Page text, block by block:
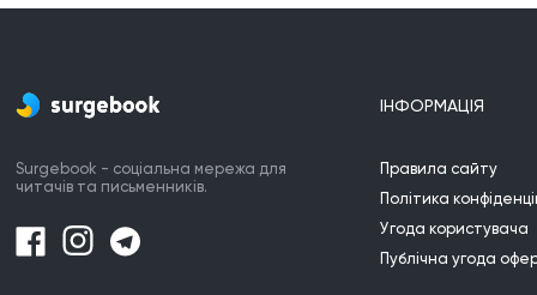
Surgebook - соціальна мережа для
читачів та письменників.
ІНФОРМАЦІЯ
Правила сайту
Політика
Угода користувача
Публічна угода